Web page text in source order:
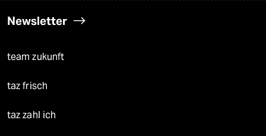
Newsletter
team zukunft
taz frisch
taz zahl ich